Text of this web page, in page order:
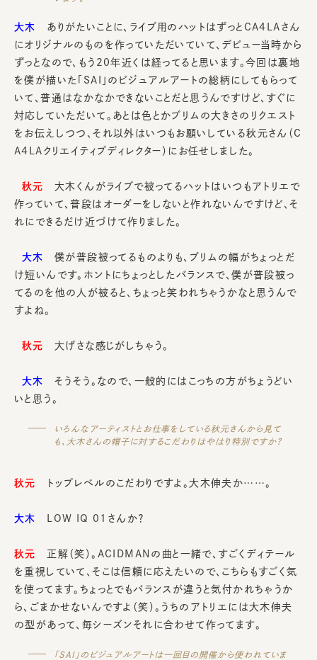
大木
ありがたいことに、ライブ用のハットはずっとCA4LAさん
にオリジナルのものを作っていただいていて、デビュー当時から
ずっとなので、もう20年近くは経ってると思います。今回は裏地
を僕が描いた「SAI」のビジュアルアートの総柄にしてもらって
いて、普通はなかなかできないことだと思うんですけど、すぐに
対応していただいて。あとは色とかブリムの大きさのリクエスト
をお伝えしつつ、それ以外はいつもお願いしている秋元さん（C
A4LAクリエイティブディレクター）にお任せしました。
秋元
大木くんがライブで被ってるハットはいつもアトリエで
作っていて、普段はオーダーをしないと作れないんですけど、そ
れにできるだけ近づけて作りました。
大木
僕が普段被ってるものよりも、ブリムの幅がちょっとだ
け短いんです。ホントにちょっとしたバランスで、僕が普段被っ
てるのを他の人が被ると、ちょっと笑われちゃうかなと思うんで
すよね。
秋元 大げさな感じがしちゃう。
大木
そうそう。なので、一般的にはこっちの方がちょうどい
いと思う。
いろんなアーティストとお仕事をしている秋元さんから見て
も、大木さんの帽子に対するこだわりはやはり特別ですか？
秋元 トップレベルのこだわりですよ。大木伸夫か……。
大木 LOW IQ 01さんか？
秋元
正解（笑）。ACIDMANの曲と一緒で、すごくディテール
を重視していて、そこは信頼に応えたいので、こちらもすごく気
を使ってます。ちょっとでもバランスが違うと気付かれちゃうか
ら、ごまかせないんですよ（笑）。うちのアトリエには大木伸夫
の型があって、毎シーズンそれに合わせて作ってます。
「SAI」のビジュアルアートは一回目の開催から使われていま